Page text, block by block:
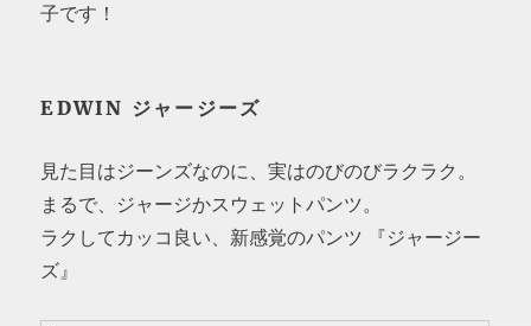
子です！
EDWIN ジャージーズ
見た目はジーンズなのに、実はのびのびラクラク。
まるで、ジャージかスウェットパンツ。
ラクしてカッコ良い、新感覚のパンツ 『ジャージー
ズ』